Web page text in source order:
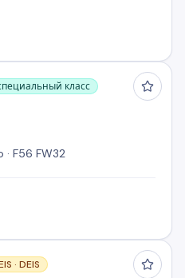
класс
· F56 FW32
· DEIS